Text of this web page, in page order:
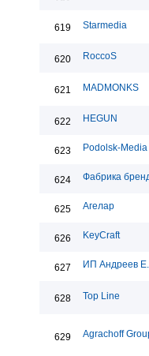
619 Starmedia
620 RoccoS
621 MADMONKS
622 HEGUN
623 Podolsk-Media
624 Фабрика
625 Агелар
626 KeyCraft
627 ИП Андреев
628 Top Line
629 Agrachoff